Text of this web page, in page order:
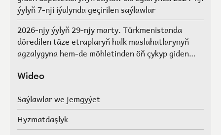
ýylyň 7-nji iýulynda geçirilen saýlawlar
2026-njy ýylyň 29-njy marty. Türkmenistanda
döredilen täze etraplaryň halk maslahatlarynyň
agzalygyna hem-de möhletinden öň çykyp giden
maslahatlarynyň we Geňeşleriň agzalarynyň ýerine
Wideo
Saýlawlar we jemgyýet
Hyzmatdaşlyk